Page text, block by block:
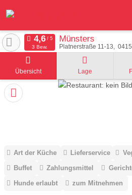
Münsters
Platnerstraße 11-13
3 Bew.
Übersicht Lage
Art der Küche Lieferservice
Buffet
Zahlungsmittel
Hunde erlaubt
zum Mitnehmen